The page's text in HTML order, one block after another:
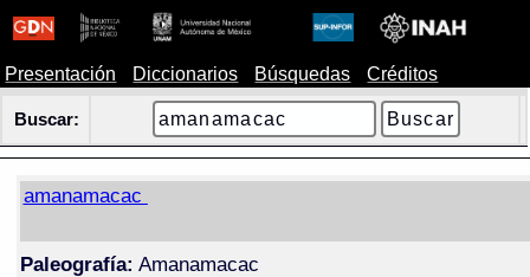
Presentación Diccionarios Búsquedas Créditos
Buscar:
amanamacac
Paleografía: Amanamacac